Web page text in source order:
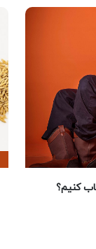
کنیم؟